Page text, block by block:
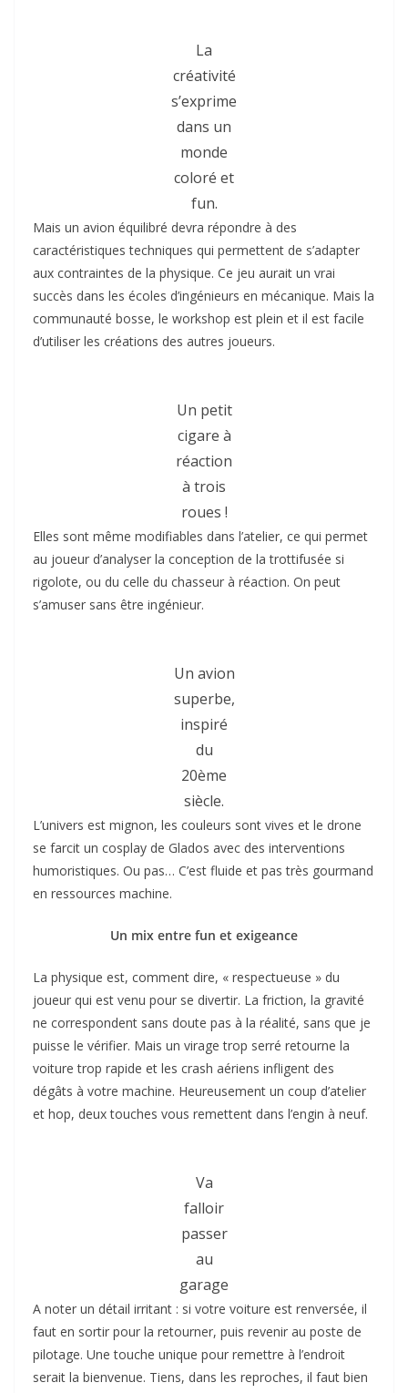
La
créativité
s’exprime
dans un
monde
coloré et
fun.
Mais un avion équilibré devra répondre à des
caractéristiques techniques qui permettent de s’adapter
aux contraintes de la physique. Ce jeu aurait un vrai
succès dans les écoles d’ingénieurs en mécanique. Mais la
communauté bosse, le workshop est plein et il est facile
d’utiliser les créations des autres joueurs.
Un petit
cigare à
réaction
à trois
roues !
Elles sont même modifiables dans l’atelier, ce qui permet
au joueur d’analyser la conception de la trottifusée si
rigolote, ou du celle du chasseur à réaction. On peut
s’amuser sans être ingénieur.
Un avion
superbe,
inspiré
du
20ème
siècle.
L’univers est mignon, les couleurs sont vives et le drone
se farcit un cosplay de Glados avec des interventions
humoristiques. Ou pas… C’est fluide et pas très gourmand
en ressources machine.
Un mix entre fun et exigeance
La physique est, comment dire, « respectueuse » du
joueur qui est venu pour se divertir. La friction, la gravité
ne correspondent sans doute pas à la réalité, sans que je
puisse le vérifier. Mais un virage trop serré retourne la
voiture trop rapide et les crash aériens infligent des
dégâts à votre machine. Heureusement un coup d’atelier
et hop, deux touches vous remettent dans l’engin à neuf.
Va
falloir
passer
au
garage
A noter un détail irritant : si votre voiture est renversée, il
faut en sortir pour la retourner, puis revenir au poste de
pilotage. Une touche unique pour remettre à l’endroit
serait la bienvenue. Tiens, dans les reproches, il faut bien